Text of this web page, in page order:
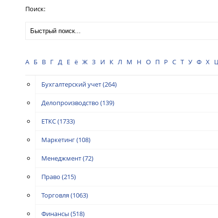
Поиск:
А Б В Г Д Е ё Ж З И К Л М Н О П Р С Т У Ф Х Ц
Бухгалтерский учет(264)
Делопроизводство (139)
ЕТКС(1733)
Маркетинг(108)
Менеджмент(72)
Право (215)
Торговля (1063)
Финансы (518)